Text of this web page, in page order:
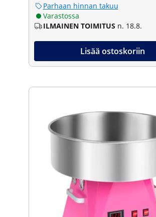
Parhaan hinnan takuu
Varastossa
ILMAINEN TOIMITUS n. 18.8.
Lisää ostoskoriin